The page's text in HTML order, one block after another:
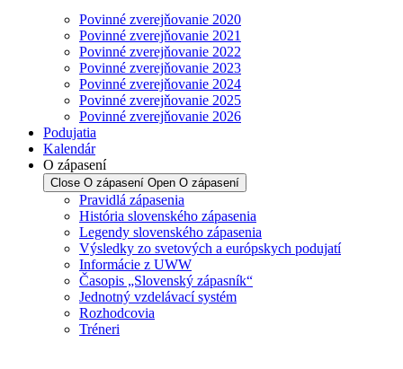
Povinné zverejňovanie 2020
Povinné zverejňovanie 2021
Povinné zverejňovanie 2022
Povinné zverejňovanie 2023
Povinné zverejňovanie 2024
Povinné zverejňovanie 2025
Povinné zverejňovanie 2026
Podujatia
Kalendár
O zápasení
Close O zápasení Open O zápasení
Pravidlá zápasenia
História slovenského zápasenia
Legendy slovenského zápasenia
Výsledky zo svetových a európskych podujatí
Informácie z UWW
Časopis „Slovenský zápasník“
Jednotný vzdelávací systém
Rozhodcovia
Tréneri